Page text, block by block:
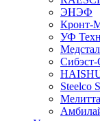
ЭНЭФ
Кронт-
УФ
Сибэст-
Steelco
Мелитта